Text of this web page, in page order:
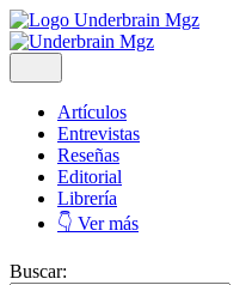
Artículos
Entrevistas
Reseñas
Editorial
Librería
👇 Ver más
Buscar: